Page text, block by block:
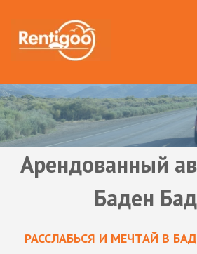
Арендованный
Баден
РАССЛАБЬСЯ И МЕЧТАЙ В